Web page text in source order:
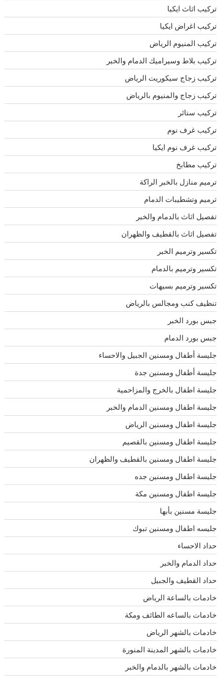
تركيب اثاث ايكيا
تركيب اغراض ايكيا
تركيب المنيوم الرياض
تركيب بلاط وسيراميك الدمام والخبر
تركيب زجاج سيكوريت الرياض
تركيب زجاج والمنيوم بالرياض
تركيب ستائر
تركيب غرف نوم
تركيب غرف نوم ايكيا
تركيب مطابخ
ترميم منازل بالخبر الراكة
ترميم وتشطيبات الدمام
تفصيل اثاث بالدمام والخبر
تفصيل اثاث بالقطيف والظهران
تكسير وترميم الخبر
تكسير وترميم بالدمام
تكسير وترميم بسيهات
تنظيف كنب ومجالس بالرياض
جبس بورد الخبر
جبس بورد الدمام
جليسة أطفال ومسنين الجبيل والاحساء
جليسة أطفال ومسنين جدة
جليسة اطفال بالخرج والمزاحمية
جليسة اطفال ومسنين الدمام والخبر
جليسة اطفال ومسنين الرياض
جليسة اطفال ومسنين بالقصيم
جليسة اطفال ومسنين بالقطيف والظهران
جليسة اطفال ومسنين جده
جليسة اطفال ومسنين مكة
جليسة مسنين بأبها
جليسه اطفال ومسنين تبوك
حداد الاحساء
حداد الدمام والخبر
حداد القطيف والجبيل
خادمات بالساعة الرياض
خادمات بالساعه الطائف ومكة
خادمات بالشهر الرياض
خادمات بالشهر المدينة المنورة
خادمات بالشهر بالدمام والخبر